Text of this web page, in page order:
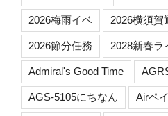
2026梅雨イベ 2026横須賀
2026節分任務 2028新春ラ
Admiral's Good Time
AGS-5105にちなん Airペイ